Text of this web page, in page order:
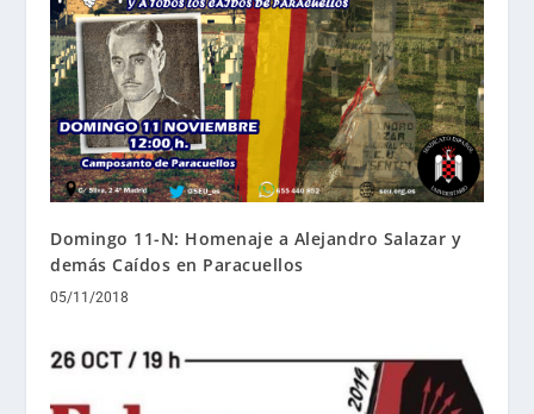
Domingo 11-N: Homenaje a Alejandro Salazar y
demás Caídos en Paracuellos
05/11/2018